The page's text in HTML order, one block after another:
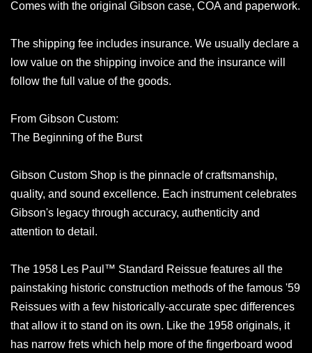
Comes with the original Gibson case, COA and paperwork.
The shipping fee includes insurance. We usually declare a
low value on the shipping invoice and the insurance will
follow the full value of the goods.
From Gibson Custom:
The Beginning of the Burst
Gibson Custom Shop is the pinnacle of craftsmanship,
quality, and sound excellence. Each instrument celebrates
Gibson's legacy through accuracy, authenticity and
attention to detail.
The 1958 Les Paul™ Standard Reissue features all the
painstaking historic construction methods of the famous '59
Reissues with a few historically-accurate spec differences
that allow it to stand on its own. Like the 1958 originals, it
has narrow frets which help more of the fingerboard wood